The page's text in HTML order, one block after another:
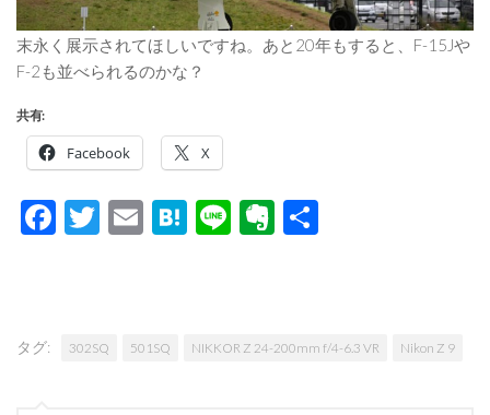
末永く展示されてほしいですね。あと20年もすると、F-15Jや
F-2も並べられるのかな？
共有:
Facebook X
Facebook
Twitter
EmailHatena
LineEvernote
タグ: 302SQ 501SQ NIKKOR Z 24-200mm f/4-6.3 VR Nikon Z 9